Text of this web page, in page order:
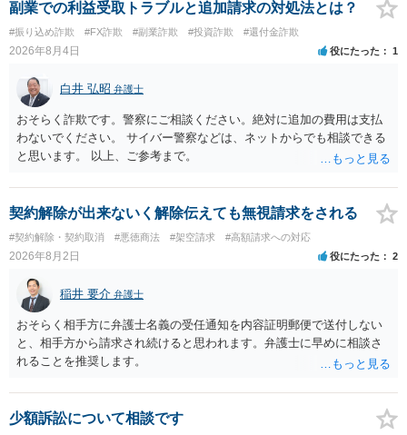
かのアドバイスを受けられることをお勧めします。しつこいようであ
れば、弁護士へ依頼して警告してもらうことも必要になるかもしれま
せん。
副業での利益受取トラブルと追加請求の対処法とは？
#振り込め詐欺 #FX詐欺 #副業詐欺 #投資詐欺 #還付金詐欺
2026年8月4日 役にたった 1
白井 弘昭 弁護士
おそらく詐欺です。警察にご相談ください。絶対に追加の費用は支払
わないでください。 サイバー警察などは、ネットからでも相談できる
と思います。 以上、ご参考まで。
契約解除が出来ないく解除伝えても無視請求をされる
#契約解除・契約取消 #悪徳商法 #架空請求 #高額請求への対応
2026年8月2日 役にたった 2
稲井 要介 弁護士
おそらく相手方に弁護士名義の受任通知を内容証明郵便で送付しない
と、相手方から請求され続けると思われます。弁護士に早めに相談さ
れることを推奨します。
少額訴訟について相談です